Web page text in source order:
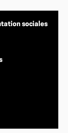
sociales